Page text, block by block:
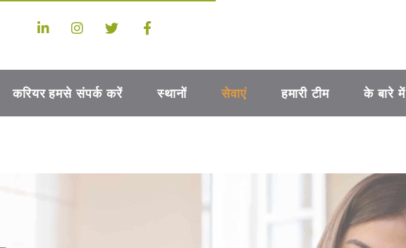
के बारे में
हमारी टीम
सेवाएं
स्थानों
हमसे संपर्क करें
करियर